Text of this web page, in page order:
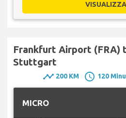
Frankfurt Airport (FRA)
Stuttgart
timeline 200 KM schedule 120
MICRO